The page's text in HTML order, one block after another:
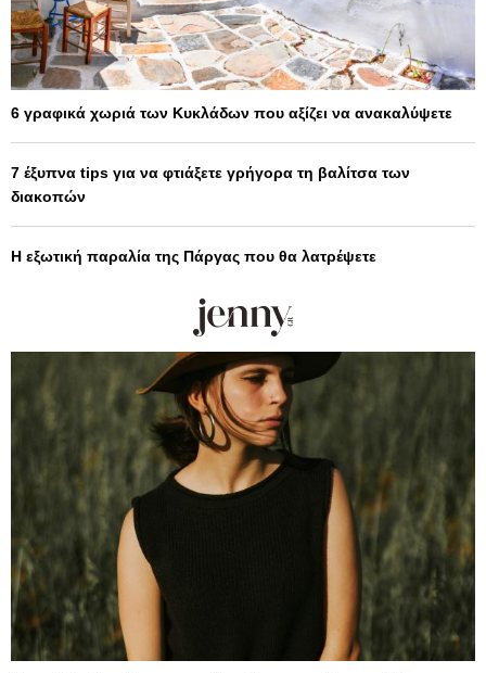
6 γραφικά χωριά των Κυκλάδων που αξίζει να ανακαλύψετε
7 έξυπνα tips για να φτιάξετε γρήγορα τη βαλίτσα των
διακοπών
Η εξωτική παραλία της Πάργας που θα λατρέψετε